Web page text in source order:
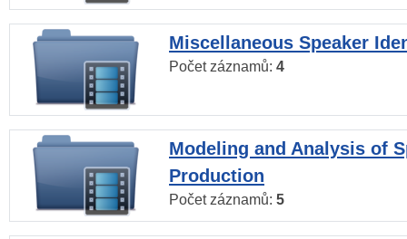
Miscellaneous Speaker
Počet záznamů: 4
Modeling and Analysis of
Production
Počet záznamů: 5